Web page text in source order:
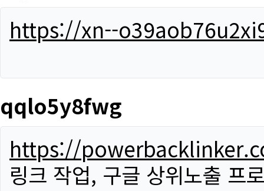
https://xn--
qqlo5y8fwg
https://
링크 작업, 구글 상위노출 프